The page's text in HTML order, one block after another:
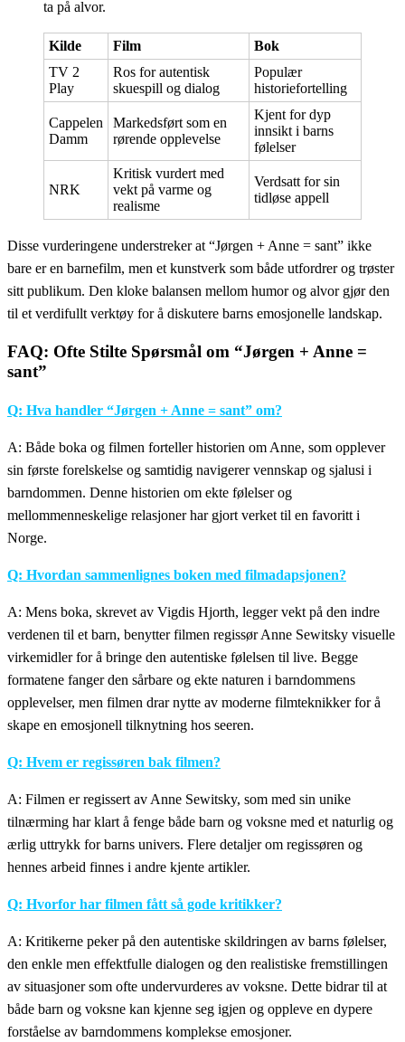
ta på alvor.
Kilde Film
Bok
TV 2
Play
Ros for autentisk
skuespill og dialog
Populær
historiefortelling
Cappelen
Damm
Markedsført som en
rørende opplevelse
Kjent for dyp
innsikt i barns
følelser
NRK
Kritisk vurdert med
vekt på varme og
realisme
Verdsatt for sin
tidløse appell
Disse vurderingene understreker at “Jørgen + Anne = sant” ikke
bare er en barnefilm, men et kunstverk som både utfordrer og trøster
sitt publikum. Den kloke balansen mellom humor og alvor gjør den
til et verdifullt verktøy for å diskutere barns emosjonelle landskap.
FAQ: Ofte Stilte Spørsmål om “Jørgen + Anne =
sant”
Q: Hva handler “Jørgen + Anne = sant” om?
A: Både boka og filmen forteller historien om Anne, som opplever
sin første forelskelse og samtidig navigerer vennskap og sjalusi i
barndommen. Denne historien om ekte følelser og
mellommenneskelige relasjoner har gjort verket til en favoritt i
Norge.
Q: Hvordan sammenlignes boken med filmadapsjonen?
A: Mens boka, skrevet av Vigdis Hjorth, legger vekt på den indre
verdenen til et barn, benytter filmen regissør Anne Sewitsky visuelle
virkemidler for å bringe den autentiske følelsen til live. Begge
formatene fanger den sårbare og ekte naturen i barndommens
opplevelser, men filmen drar nytte av moderne filmteknikker for å
skape en emosjonell tilknytning hos seeren.
Q: Hvem er regissøren bak filmen?
A: Filmen er regissert av Anne Sewitsky, som med sin unike
tilnærming har klart å fenge både barn og voksne med et naturlig og
ærlig uttrykk for barns univers. Flere detaljer om regissøren og
hennes arbeid finnes i andre kjente artikler.
Q: Hvorfor har filmen fått så gode kritikker?
A: Kritikerne peker på den autentiske skildringen av barns følelser,
den enkle men effektfulle dialogen og den realistiske fremstillingen
av situasjoner som ofte undervurderes av voksne. Dette bidrar til at
både barn og voksne kan kjenne seg igjen og oppleve en dypere
forståelse av barndommens komplekse emosjoner.